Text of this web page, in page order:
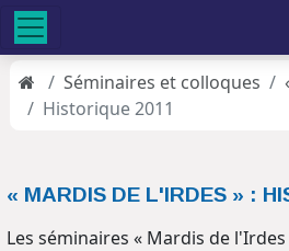
Séminaires et colloques
Historique 2011
« MARDIS DE L'IRDES » :
Les séminaires « Mardis de